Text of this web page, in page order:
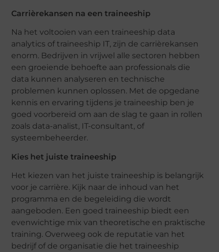
Carrièrekansen na een traineeship
Na het voltooien van een traineeship data
analytics of traineeship IT, zijn de carrièrekansen
enorm. Bedrijven in vrijwel alle sectoren hebben
een groeiende behoefte aan professionals die
data kunnen analyseren en technische
problemen kunnen oplossen. Met de opgedane
kennis en ervaring tijdens je traineeship ben je
goed voorbereid om aan de slag te gaan in rollen
zoals data-analist, IT-consultant, of
systeembeheerder.
Kies het juiste traineeship
Het kiezen van het juiste traineeship is belangrijk
voor je carrière. Kijk naar de inhoud van het
programma en de begeleiding die wordt
aangeboden. Een goed traineeship biedt een
evenwichtige mix van theoretische en praktische
training. Overweeg ook de reputatie van het
bedrijf of de organisatie die het traineeship